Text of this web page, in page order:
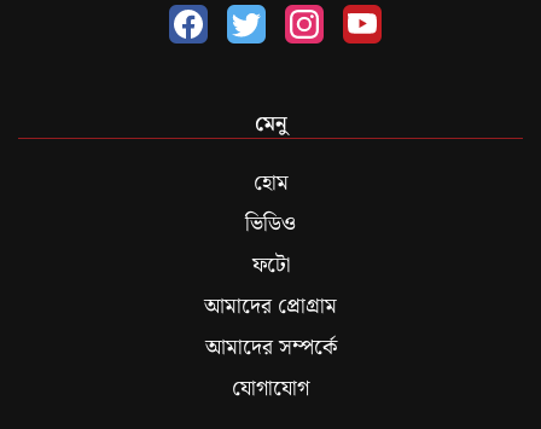
মেনু
হোম
ভিডিও
ফটো
আমাদের প্রোগ্রাম
আমাদের সম্পর্কে
যোগাযোগ